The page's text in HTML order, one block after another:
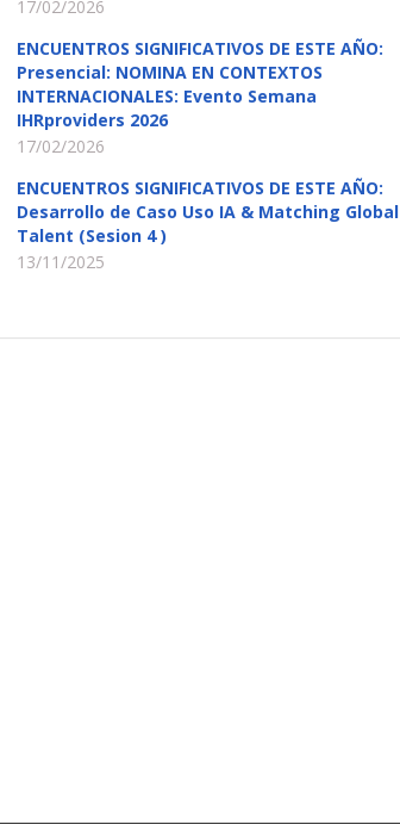
17/02/2026
ENCUENTROS SIGNIFICATIVOS DE ESTE AÑO:
Presencial: NOMINA EN CONTEXTOS
INTERNACIONALES: Evento Semana
IHRproviders 2026
17/02/2026
ENCUENTROS SIGNIFICATIVOS DE ESTE AÑO:
Desarrollo de Caso Uso IA & Matching Global
Talent (Sesion 4 )
13/11/2025